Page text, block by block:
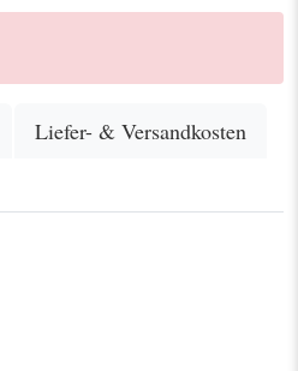
Liefer- & Versandkosten